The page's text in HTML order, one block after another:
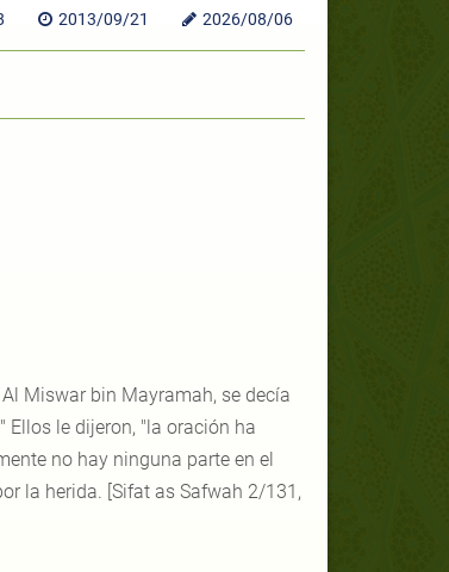
2013/09/21 2026/08/06
Miswar bin Mayramah, se decía
Ellos le dijeron, "la oración ha
no hay ninguna parte en el
la herida. [Sifat as Safwah 2/131,